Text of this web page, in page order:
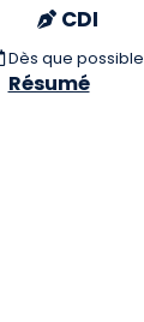
CDI
Dès que possible
Résumé